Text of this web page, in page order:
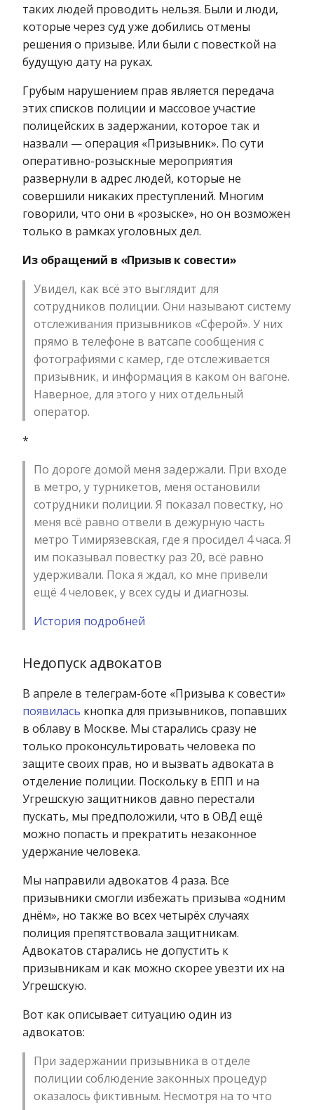
таких людей проводить нельзя. Были и люди,
которые через суд уже добились отмены
решения о призыве. Или были с повесткой на
будущую дату на руках.
Грубым нарушением прав является передача
этих списков полиции и массовое участие
полицейских в задержании, которое так и
назвали — операция «Призывник». По сути
оперативно-розыскные мероприятия
развернули в адрес людей, которые не
совершили никаких преступлений. Многим
говорили, что они в «розыске», но он возможен
только в рамках уголовных дел.
Из обращений в «Призыв к совести»
Увидел, как всё это выглядит для
сотрудников полиции. Они называют систему
отслеживания призывников «Сферой». У них
прямо в телефоне в ватсапе сообщения с
фотографиями с камер, где отслеживается
призывник, и информация в каком он вагоне.
Наверное, для этого у них отдельный
оператор.
*
По дороге домой меня задержали. При входе
в метро, у турникетов, меня остановили
сотрудники полиции. Я показал повестку, но
меня всё равно отвели в дежурную часть
метро Тимирязевская, где я просидел 4 часа. Я
им показывал повестку раз 20, всё равно
удерживали. Пока я ждал, ко мне привели
ещё 4 человек, у всех суды и диагнозы.
История подробней
Недопуск адвокатов
В апреле в телеграм-боте «Призыва к совести»
появилась кнопка для призывников, попавших
в облаву в Москве. Мы старались сразу не
только проконсультировать человека по
защите своих прав, но и вызвать адвоката в
отделение полиции. Поскольку в ЕПП и на
Угрешскую защитников давно перестали
пускать, мы предположили, что в ОВД ещё
можно попасть и прекратить незаконное
удержание человека.
Мы направили адвокатов 4 раза. Все
призывники смогли избежать призыва «одним
днём», но также во всех четырёх случаях
полиция препятствовала защитникам.
Адвокатов старались не допустить к
призывникам и как можно скорее увезти их на
Угрешскую.
Вот как описывает ситуацию один из
адвокатов:
При задержании призывника в отделе
полиции соблюдение законных процедур
оказалось фиктивным. Несмотря на то что